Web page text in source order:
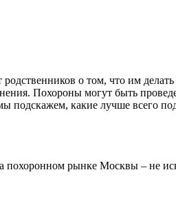
о том, что им делать
Похороны могут быть
подскажем, какие лучше всего
похоронном рынке Москвы – не